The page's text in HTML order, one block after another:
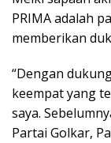
PRIMA adalah
memberikan
“Dengan
keempat yang
saya.
Partai Golkar,